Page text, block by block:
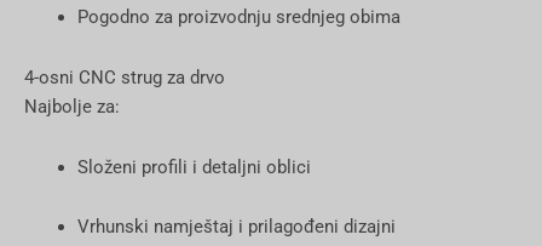
Pogodno za proizvodnju srednjeg obima
4-osni CNC strug za drvo
Najbolje za:
Složeni profili i detaljni oblici
Vrhunski namještaj i prilagođeni dizajni